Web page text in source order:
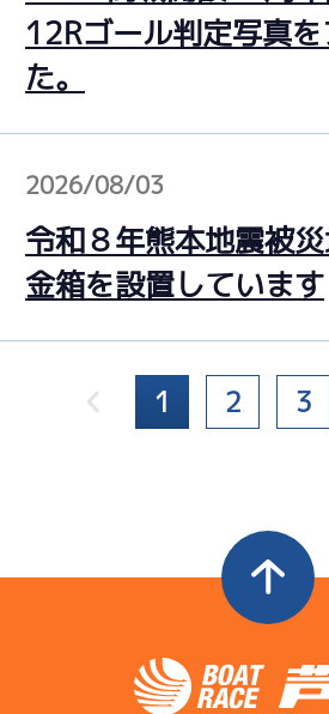
12Rゴール判定写真
た。
2026/08/03
令和８年熊本地震被
金箱を設置しています
1 2 3